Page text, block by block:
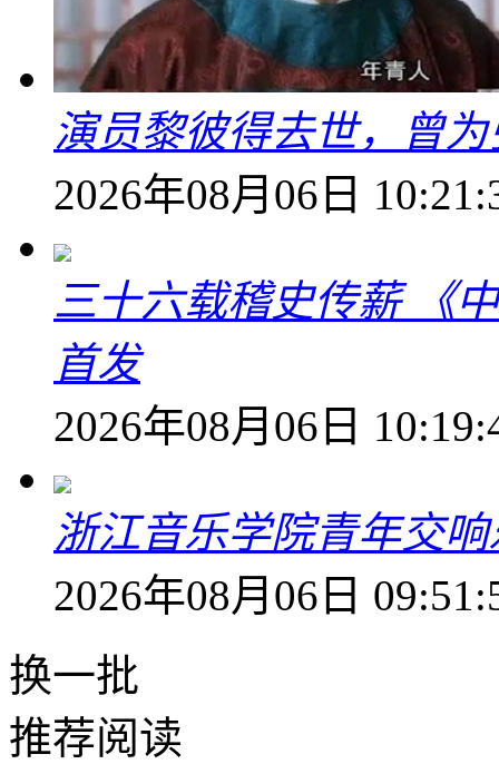
演员黎彼得去世，曾
2026年08月06日
三十六载稽史传薪 《
首发
2026年08月06日
浙江音乐学院青年交
2026年08月06日
换一批
推荐阅读